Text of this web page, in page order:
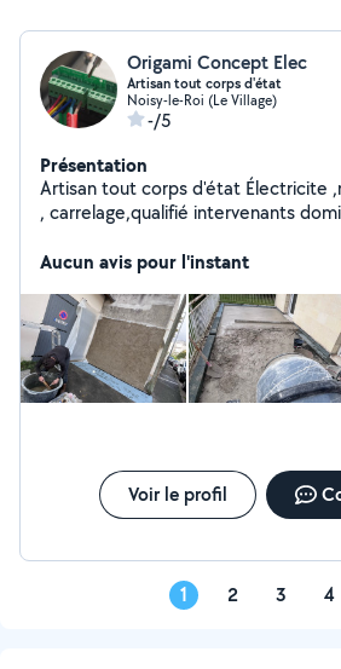
Origami Concept Elec
Artisan tout corps d'état
Noisy-le-Roi (Le Village)
-/5
Présentation
Artisan tout corps d'état Électricite
, carrelage,qualifié intervenants
Aucun avis pour l'instant
Voir le profil
1 2 3 4